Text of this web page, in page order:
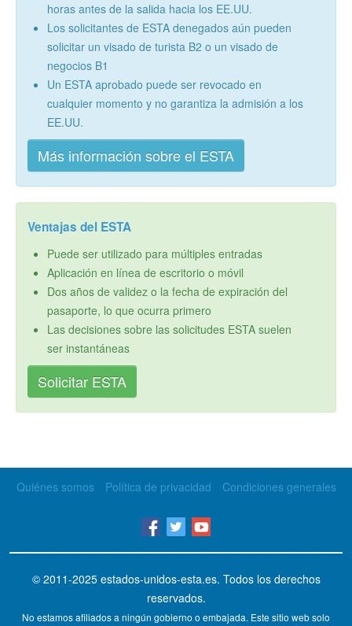
horas antes de la salida hacia los EE.UU.
Los solicitantes de ESTA denegados aún pueden
solicitar un visado de turista B2 o un visado de
negocios B1
Un ESTA aprobado puede ser revocado en
cualquier momento y no garantiza la admisión a los
EE.UU.
Más información sobre el ESTA
Ventajas del ESTA
Puede ser utilizado para múltiples entradas
Aplicación en línea de escritorio o móvil
Dos años de validez o la fecha de expiración del
pasaporte, lo que ocurra primero
Las decisiones sobre las solicitudes ESTA suelen
ser instantáneas
Solicitar ESTA
Quiénes somos Política de privacidad Condiciones generales
© 2011-2025 estados-unidos-esta.es. Todos los derechos
reservados.
No estamos afiliados a ningún gobierno o embajada. Este sitio web solo